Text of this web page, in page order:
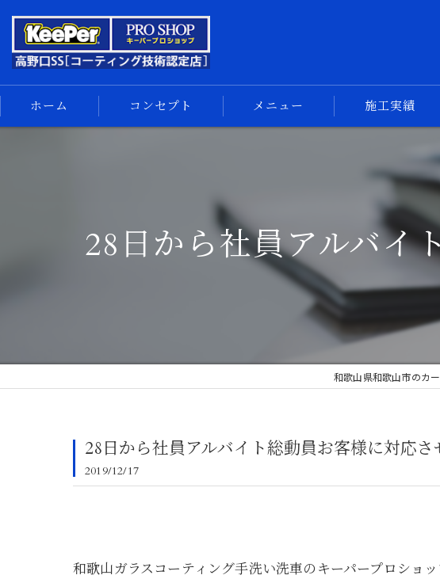
ホーム コンセプト メニュー
車内清掃
サイドメニュー
施工実績
28日から社員アルバイ
和歌山県和歌山市のカ
28日から社員アルバイト総動員お客様に対応
2019/12/17
和歌山ガラスコーティング手洗い洗車のキーパープロショ